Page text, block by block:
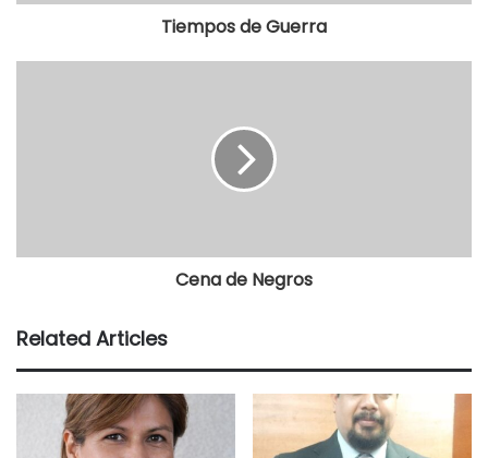
Tiempos de Guerra
Cena de Negros
Related Articles